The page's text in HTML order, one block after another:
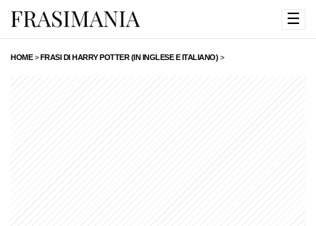
☰
HOME>FRASI DI HARRY POTTER (IN INGLESE E ITALIANO) >